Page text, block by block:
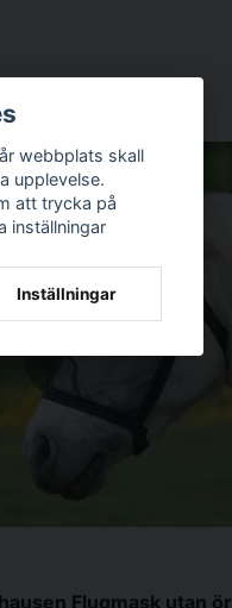
webbplats skall
upplevelse.
att trycka på
inställningar
Inställningar